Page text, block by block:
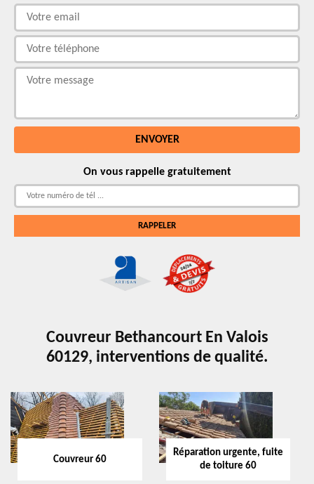
On vous rappelle gratuitement
Couvreur Bethancourt En Valois
60129, interventions de qualité.
Couvreur 60
Réparation urgente, fuite
de toiture 60